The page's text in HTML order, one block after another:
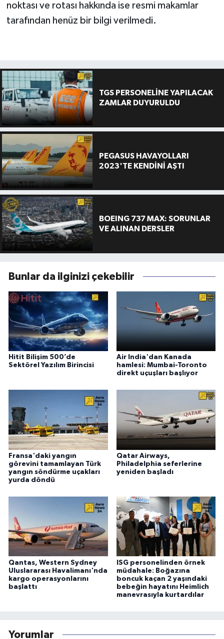
noktası ve rotası hakkında ise resmi makamlar
tarafından henüz bir bilgi verilmedi.
TGS PERSONELİNE YAPILACAK
ZAMLAR DUYURULDU
PEGASUS HAVAYOLLARI
2023'TE KENDİNİ AŞTI
BOEING 737 MAX: SORUNLAR
VE ALINAN DERSLER
Bunlar da ilginizi çekebilir
Hitit Bilişim 500’de
Sektörel Yazılım Birincisi
Air India'dan Kanada
hamlesi: Mumbai-Toronto
direkt uçuşları başlıyor
Fransa'daki yangın
görevini tamamlayan Türk
yangın söndürme uçakları
yurda döndü
Qatar Airways,
Philadelphia seferlerine
yeniden başladı
Qantas, Western Sydney
Uluslararası Havalimanı'nda
kargo operasyonlarını
başlattı
ISG personelinden örnek
müdahale: Boğazına
boncuk kaçan 2 yaşındaki
bebeğin hayatını Heimlich
manevrasıyla kurtardılar
Yorumlar